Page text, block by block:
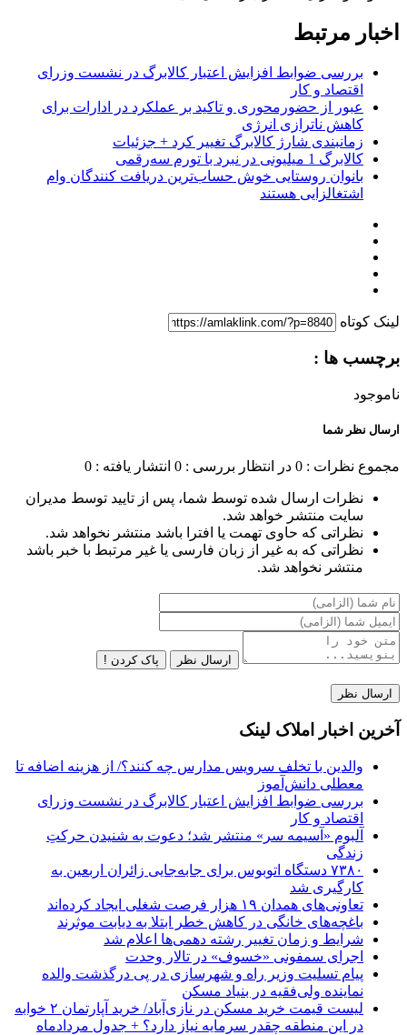
اخبار مرتبط
بررسی ضوابط افزایش اعتبار کالابرگ در نشست وزرای
اقتصاد و کار
عبور از حضورمحوری و تاکید بر عملکرد در ادارات برای
کاهش ناترازی انرژی
زمانبندی شارژ کالابرگ تغییر کرد + جزئیات
کالابرگ 1 میلیونی در نبرد با تورم سه‌رقمی
بانوان روستایی خوش حساب‌ترین دریافت کنندگان وام‌
اشتغالزایی هستند
لینک کوتاه
برچسب ها :
ناموجود
ارسال نظر شما
مجموع نظرات : 0 در انتظار بررسی : 0 انتشار یافته : 0
نظرات ارسال شده توسط شما، پس از تایید توسط مدیران
سایت منتشر خواهد شد.
نظراتی که حاوی تهمت یا افترا باشد منتشر نخواهد شد.
نظراتی که به غیر از زبان فارسی یا غیر مرتبط با خبر باشد
منتشر نخواهد شد.
ارسال نظر پاک کردن !
آخرین اخبار املاک لینک
والدین با تخلف سرویس مدارس چه کنند؟/ از هزینه اضافه تا
معطلی دانش‌آموز
بررسی ضوابط افزایش اعتبار کالابرگ در نشست وزرای
اقتصاد و کار
آلبوم «آسیمه سر» منتشر شد؛ دعوت به شنیدن حرکتِ
زندگی
۷۳۸۰ دستگاه اتوبوس برای جابه‌جایی زائران اربعین به‌
کارگیری شد
تعاونی‌های همدان ۱۹ هزار فرصت شغلی ایجاد کرده‌اند
باغچه‌های خانگی در کاهش خطر ابتلا به دیابت موثرند
شرایط و زمان تغییر رشته دهمی‌ها اعلام شد
اجرای سمفونی «خسوف» در تالار وحدت
پیام تسلیت وزیر راه و شهرسازی در پی درگذشت والده
نماینده ولی‌فقیه در بنیاد مسکن
لیست قیمت خرید مسکن در نازی‌آباد/ خرید آپارتمان ۲ خوابه
در این منطقه چقدر سرمایه نیاز دارد؟ + جدول مردادماه